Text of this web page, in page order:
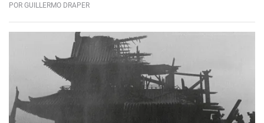
POR GUILLERMO DRAPER